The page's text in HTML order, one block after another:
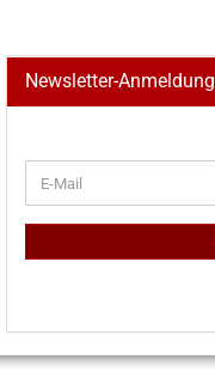
Newsletter-Anmeldung
ZUR
E-
Mail